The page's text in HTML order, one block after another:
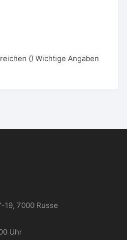
() Wichtige Angaben
19, 7000 Russe
Uhr